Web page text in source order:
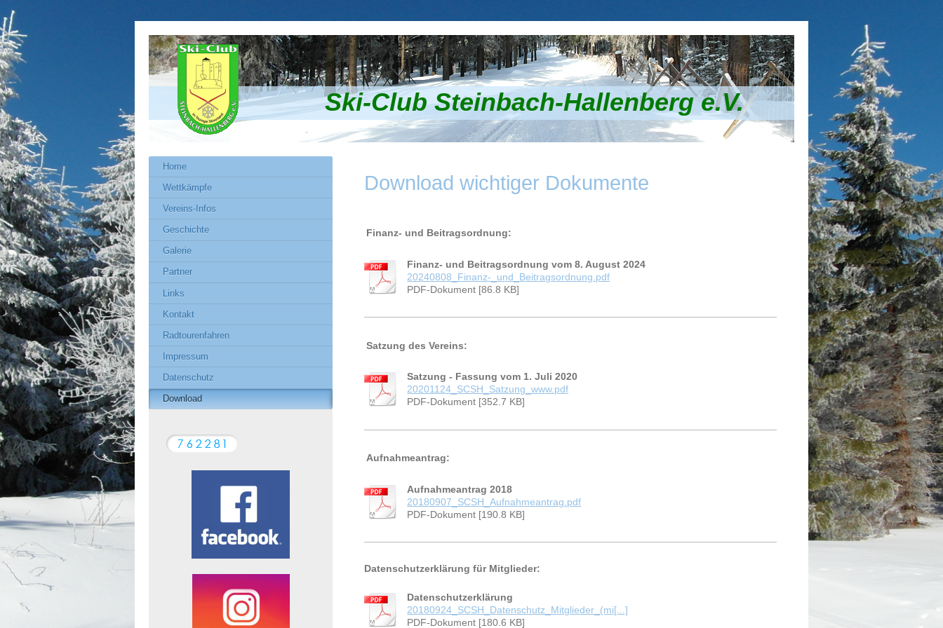
Ski-Club Steinbach-Hallenberg e.V.
Download wichtiger Dokumente
Finanz- und Beitragsordnung:
Finanz- und Beitragsordnung vom 8. August 2024
20240808_Finanz-_und_Beitragsordnung.pdf
PDF-Dokument [86.8 KB]
Satzung des Vereins:
Satzung - Fassung vom 1. Juli 2020
20201124_SCSH_Satzung_www.pdf
PDF-Dokument [352.7 KB]
Aufnahmeantrag:
Aufnahmeantrag 2018
20180907_SCSH_Aufnahmeantrag.pdf
PDF-Dokument [190.8 KB]
Datenschutzerklärung für Mitglieder:
Datenschutzerklärung
20180924_SCSH_Datenschutz_Mitglieder_(mi[...]
PDF-Dokument [180.6 KB]
Home
Wettkämpfe
Vereins-Infos
Geschichte
Galerie
Partner
Links
Kontakt
Radtourenfahren
Impressum
Datenschutz
Download